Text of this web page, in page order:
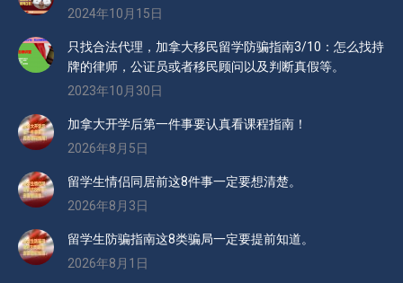
2024年10月15日
只找合法代理，加拿大移民留学防骗指南3/10：怎么找持
牌的律师，公证员或者移民顾问以及判断真假等。
2023年10月30日
加拿大开学后第一件事要认真看课程指南！
2026年8月5日
留学生情侣同居前这8件事一定要想清楚。
2026年8月3日
留学生防骗指南这8类骗局一定要提前知道。
2026年8月1日